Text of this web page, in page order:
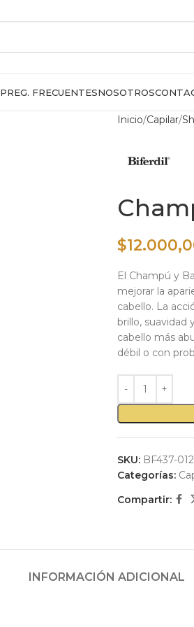
PREG. FRECUENTESNOSOTROS
Inicio Capilar
$
El Champú y
mejorar la
cabello. La
brillo, suavidad
cabello más
débil o con
SKU: BF437-012
Categorías:
Compartir:
INFORMACIÓN ADICIONAL